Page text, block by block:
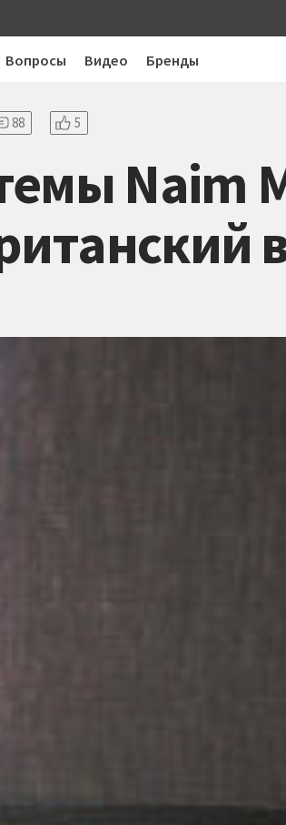
Вопросы Видео Бренды
88 5
Naim